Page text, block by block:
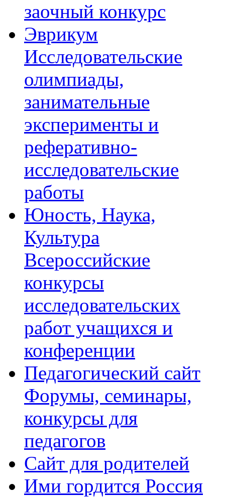
заочный конкурс
Эврикум
Исследовательские
олимпиады,
занимательные
эксперименты и
реферативно-
исследовательские
работы
Юность, Наука,
Культура
Всероссийские
конкурсы
исследовательских
работ учащихся и
конференции
Педагогический сайт
Форумы, семинары,
конкурсы для
педагогов
Сайт для родителей
Ими гордится Россия